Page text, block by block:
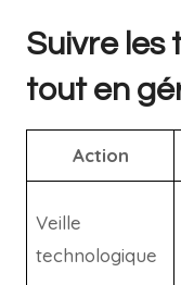
Suivre les
tout en
Action
Veille
technologique